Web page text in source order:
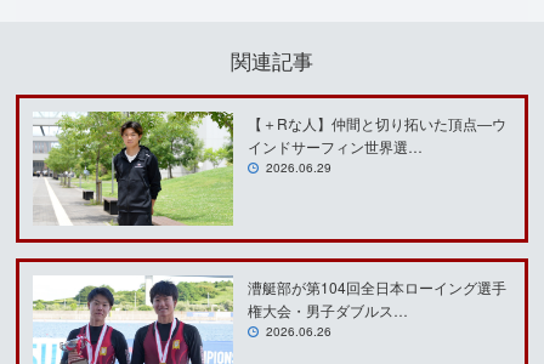
関連記事
【＋Rな人】仲間と切り拓いた頂点―ウ
インドサーフィン世界選…
2026.06.29
漕艇部が第104回全日本ローイング選手
権大会・男子ダブルス…
2026.06.26